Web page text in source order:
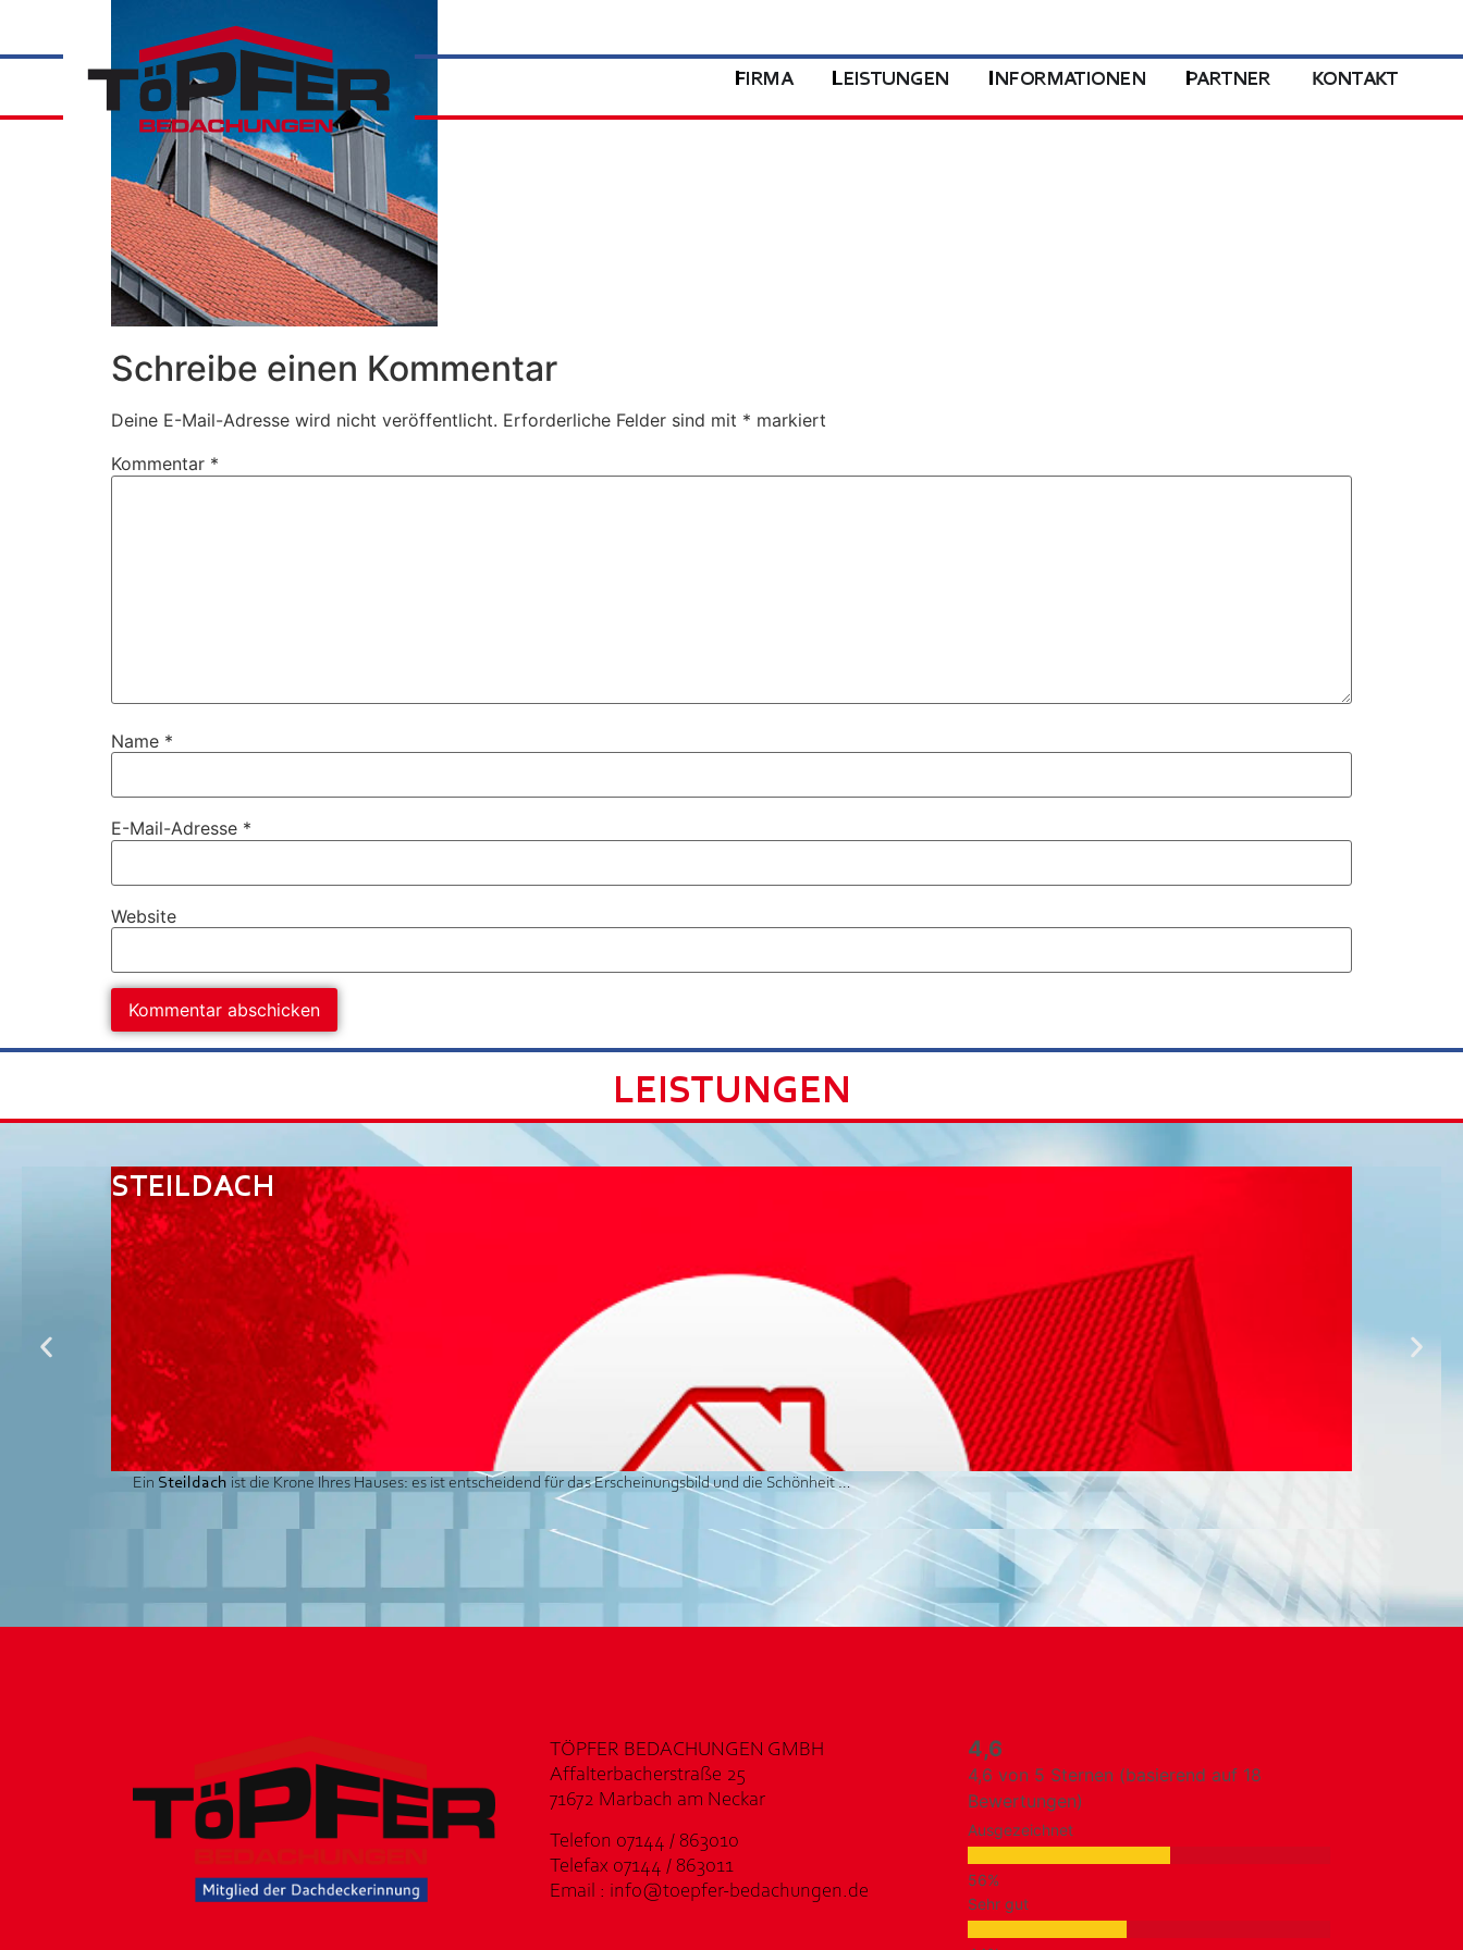
FIRMA LEISTUNGEN INFORMATIONEN PARTNER KONTAKT
Schreibe einen Kommentar
Deine E-Mail-Adresse wird nicht veröffentlicht. Erforderliche Felder sind mit * markiert
Kommentar *
Name *
E-Mail-Adresse *
Website
LEISTUNGEN
STEILDACH
Ein Steildach ist die Krone Ihres Hauses: es ist entscheidend für das Erscheinungsbild und die Schönheit …
TÖPFER BEDACHUNGEN GMBH
Affalterbacherstraße 25
71672 Marbach am Neckar
Telefon 07144 / 863010
Telefax 07144 / 863011
Email : info@toepfer-bedachungen.de
4,6
4,6 von 5 Sternen (basierend auf 18
Bewertungen)
Ausgezeichnet
Sehr gut